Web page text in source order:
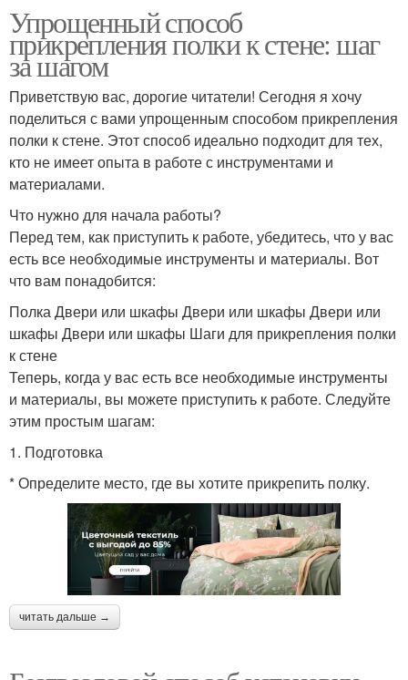
Упрощенный способ
прикрепления полки к стене: шаг
за шагом
Приветствую вас, дорогие читатели! Сегодня я хочу
поделиться с вами упрощенным способом прикрепления
полки к стене. Этот способ идеально подходит для тех,
кто не имеет опыта в работе с инструментами и
материалами.
Что нужно для начала работы?
Перед тем, как приступить к работе, убедитесь, что у вас
есть все необходимые инструменты и материалы. Вот
что вам понадобится:
Полка Двери или шкафы Двери или шкафы Двери или
шкафы Двери или шкафы Шаги для прикрепления полки
к стене
Теперь, когда у вас есть все необходимые инструменты
и материалы, вы можете приступить к работе. Следуйте
этим простым шагам:
1. Подготовка
* Определите место, где вы хотите прикрепить полку.
читать дальше →